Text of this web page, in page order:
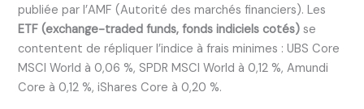
publiée par l’AMF (Autorité des marchés financiers). Les
ETF (exchange-traded funds, fonds indiciels cotés) se
contentent de répliquer l’indice à frais minimes : UBS Core
MSCI World à 0,06 %, SPDR MSCI World à 0,12 %, Amundi
Core à 0,12 %, iShares Core à 0,20 %.